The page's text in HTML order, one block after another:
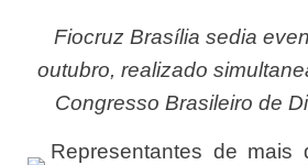
Fiocruz Brasília sedia evento de 2 a 4 de
outubro, realizado
Congresso Brasileiro de
Representantes de mais de 18 países da